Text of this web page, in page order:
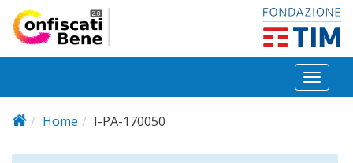
Salta al contenuto principale
Toggle
Home
I-PA-170050